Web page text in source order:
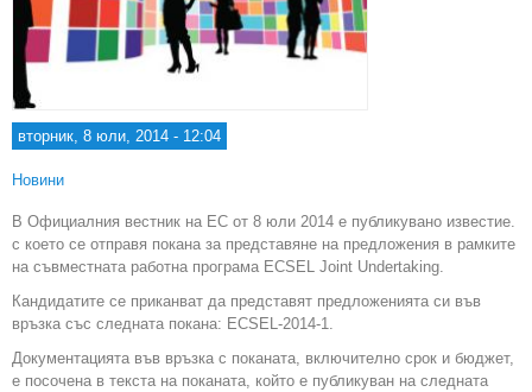
вторник, 8 юли, 2014 - 12:04
Новини
В Официалния вестник на ЕС от 8 юли 2014 е публикувано известие.
с което се отправя покана за представяне на предложения в рамките
на съвместната работна програма ECSEL Joint Undertaking.
Кандидатите се приканват да представят предложенията си във
връзка със следната покана: ECSEL-2014-1.
Документацията във връзка с поканата, включително срок и бюджет,
е посочена в текста на поканата, който е публикуван на следната